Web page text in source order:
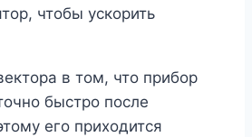
чтобы ускорить
в том, что прибор
быстро после
его приходится